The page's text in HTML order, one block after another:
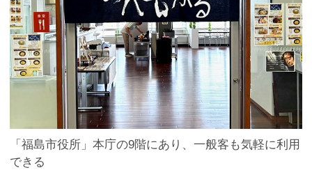
「福島市役所」本庁の9階にあり、一般客も気軽に利用
できる